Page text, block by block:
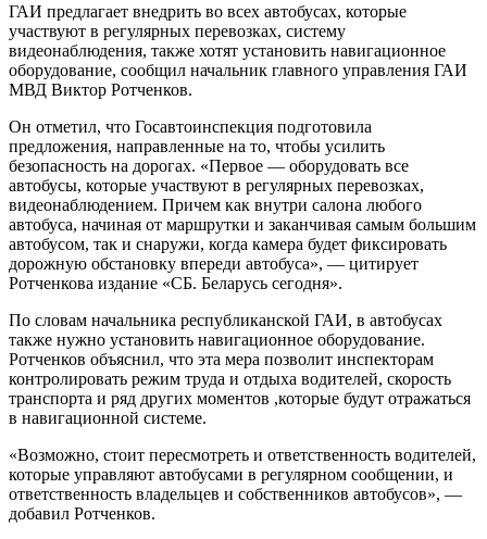
ГАИ предлагает внедрить во всех автобусах, которые
участвуют в регулярных перевозках, систему
видеонаблюдения, также хотят установить навигационное
оборудование, сообщил начальник главного управления ГАИ
МВД Виктор Ротченков.
Он отметил, что Госавтоинспекция подготовила
предложения, направленные на то, чтобы усилить
безопасность на дорогах. «Первое — оборудовать все
автобусы, которые участвуют в регулярных перевозках,
видеонаблюдением. Причем как внутри салона любого
автобуса, начиная от маршрутки и заканчивая самым большим
автобусом, так и снаружи, когда камера будет фиксировать
дорожную обстановку впереди автобуса», — цитирует
Ротченкова издание «СБ. Беларусь сегодня».
По словам начальника республиканской ГАИ, в автобусах
также нужно установить навигационное оборудование.
Ротченков объяснил, что эта мера позволит инспекторам
контролировать режим труда и отдыха водителей, скорость
транспорта и ряд других моментов ,которые будут отражаться
в навигационной системе.
«Возможно, стоит пересмотреть и ответственность водителей,
которые управляют автобусами в регулярном сообщении, и
ответственность владельцев и собственников автобусов», —
добавил Ротченков.